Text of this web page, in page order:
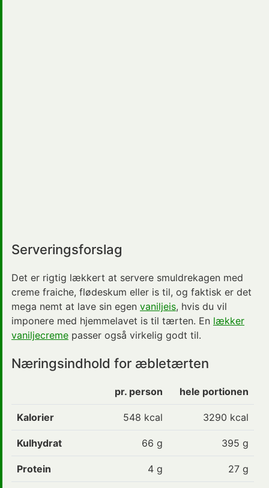
Serveringsforslag
Det er rigtig lækkert at servere smuldrekagen med
creme fraiche, flødeskum eller is til, og faktisk er det
mega nemt at lave sin egen vaniljeis, hvis du vil
imponere med hjemmelavet is til tærten. En lækker
vaniljecreme passer også virkelig godt til.
Næringsindhold for æbletærten
pr. person hele portionen
Kalorier 548 kcal 3290 kcal
Kulhydrat 66 g 395 g
Protein 4 g 27 g